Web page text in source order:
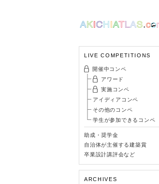
LIVE COMPETITIONS
開催中コンペ
アワード
実施コンペ
アイディアコンペ
その他のコンペ
学生が参加できるコンペ
助成・奨学金
自治体が主催する建築賞
卒業設計講評会など
ARCHIVES